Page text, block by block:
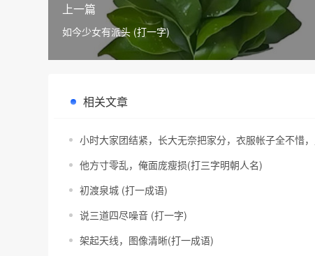
上一篇
如今少女有派头 (打一字)
相关文章
小时大家团结紧，长大无奈把家分，衣服帐子全不惜
他方寸零乱，俺面庞瘦损(打三字明朝人名)
初渡泉城 (打一成语)
说三道四尽噪音 (打一字)
架起天线，图像清晰(打一成语)